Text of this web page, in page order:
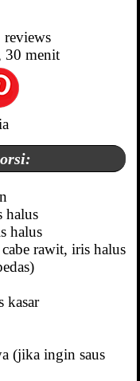
reviews
30 menit
halus
halus
rawit, iris halus
kasar
(jika ingin saus